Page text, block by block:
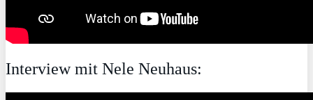
Interview mit Nele Neuhaus: